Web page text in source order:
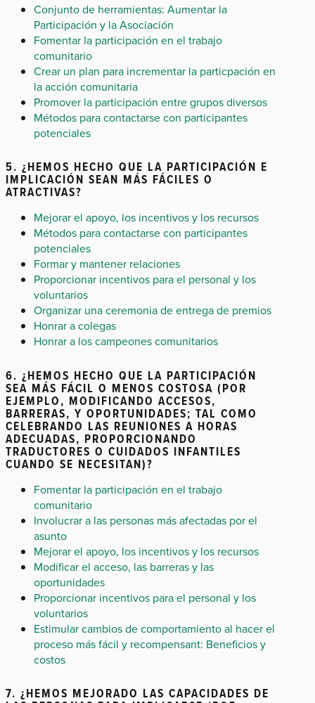
Conjunto de herramientas: Aumentar la
Participación y la Asociación
Fomentar la participación en el trabajo
comunitario
Crear un plan para incrementar la particpación en
la acción comunitaria
Promover la participación entre grupos diversos
Métodos para contactarse con participantes
potenciales
5. ¿HEMOS HECHO QUE LA PARTICIPACIÓN E
IMPLICACIÓN SEAN MÁS FÁCILES O
ATRACTIVAS?
Mejorar el apoyo, los incentivos y los recursos
Métodos para contactarse con participantes
potenciales
Formar y mantener relaciones
Proporcionar incentivos para el personal y los
voluntarios
Organizar una ceremonia de entrega de premios
Honrar a colegas
Honrar a los campeones comunitarios
6. ¿HEMOS HECHO QUE LA PARTICIPACIÓN
SEA MÁS FÁCIL O MENOS COSTOSA (POR
EJEMPLO, MODIFICANDO ACCESOS,
BARRERAS, Y OPORTUNIDADES; TAL COMO
CELEBRANDO LAS REUNIONES A HORAS
ADECUADAS, PROPORCIONANDO
TRADUCTORES O CUIDADOS INFANTILES
CUANDO SE NECESITAN)?
Fomentar la participación en el trabajo
comunitario
Involucrar a las personas más afectadas por el
asunto
Mejorar el apoyo, los incentivos y los recursos
Modificar el acceso, las barreras y las
oportunidades
Proporcionar incentivos para el personal y los
voluntarios
Estimular cambios de comportamiento al hacer el
proceso más fácil y recompensant: Beneficios y
costos
7. ¿HEMOS MEJORADO LAS CAPACIDADES DE